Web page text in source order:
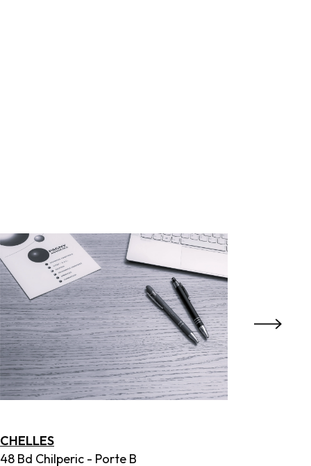
CHELLES
48 Bd Chilperic - Porte B